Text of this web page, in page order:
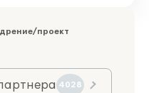
проект
4028